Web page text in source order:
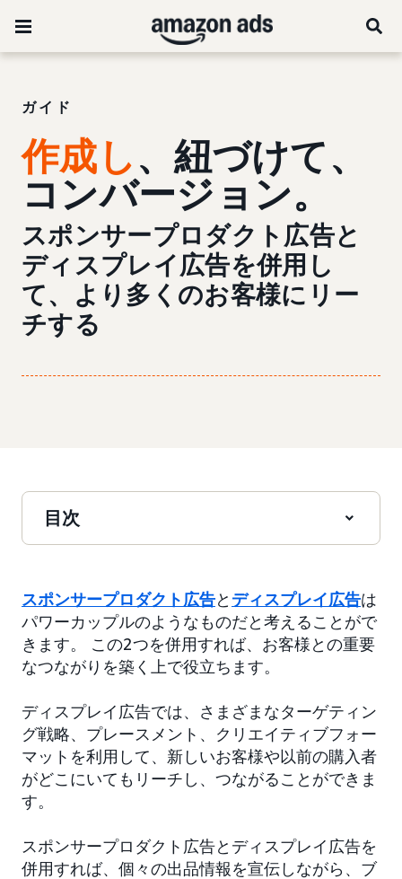
ガイド
作成し、紐づけて、
コンバージョン。
スポンサープロダクト広告と
ディスプレイ広告を併用し
て、より多くのお客様にリー
チする
目次
スポンサープロダクト広告と ディスプレイ広告は
パワーカップルのようなものだと考えることがで
きます。 この2つを併用すれば、お客様との重要
なつながりを築く上で役立ちます。
ディスプレイ広告では、さまざまなターゲティン
グ戦略、プレースメント、クリエイティブフォー
マットを利用して、新しいお客様や以前の購入者
がどこにいてもリーチし、つながることができま
す。
スポンサープロダクト広告とディスプレイ広告を
併用すれば、個々の出品情報を宣伝しながら、ブ